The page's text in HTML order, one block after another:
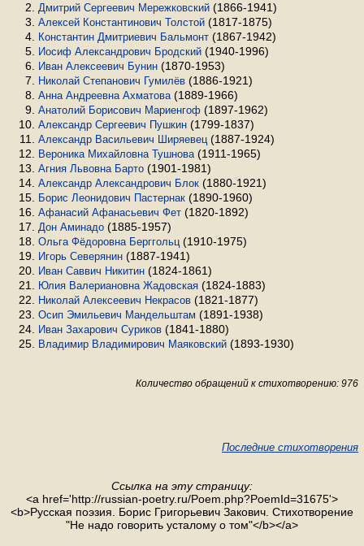
Дмитрий Сергеевич Мережковский (1866-1941)
Алексей Константинович Толстой (1817-1875)
Константин Дмитриевич Бальмонт (1867-1942)
Иосиф Александрович Бродский (1940-1996)
Иван Алексеевич Бунин (1870-1953)
Николай Степанович Гумилёв (1886-1921)
Анна Андреевна Ахматова (1889-1966)
Анатолий Борисович Мариенгоф (1897-1962)
Александр Сергеевич Пушкин (1799-1837)
Александр Васильевич Ширяевец (1887-1924)
Вероника Михайловна Тушнова (1911-1965)
Агния Львовна Барто (1901-1981)
Александр Александрович Блок (1880-1921)
Борис Леонидович Пастернак (1890-1960)
Афанасий Афанасьевич Фет (1820-1892)
Дон Аминадо (1885-1957)
Ольга Фёдоровна Берггольц (1910-1975)
Игорь Северянин (1887-1941)
Иван Саввич Никитин (1824-1861)
Юлия Валериановна Жадовская (1824-1883)
Николай Алексеевич Некрасов (1821-1877)
Осип Эмильевич Мандельштам (1891-1938)
Иван Захарович Суриков (1841-1880)
Владимир Владимирович Маяковский (1893-1930)
Количество обращений к стихотворению: 976
Последние стихотворения
Ссылка на эту страницу:
<a href='http://russian-poetry.ru/Poem.php?PoemId=31675'>
<b>Русская поэзия. Борис Григорьевич Закович. Стихотворение
"Не надо говорить усталому о том"</b></a>